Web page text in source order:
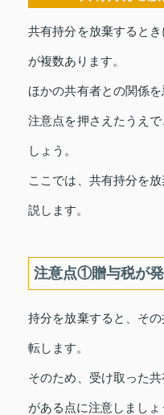
共有持分を放棄すると
が複数あります。
ほかの共有者との関係
注意点を押さえたうえ
しょう。
ここでは、共有持分を
説します。
注意点①贈与税が
持分を放棄すると、そ
転します。
そのため、受け取った
がある点に注意しましょ